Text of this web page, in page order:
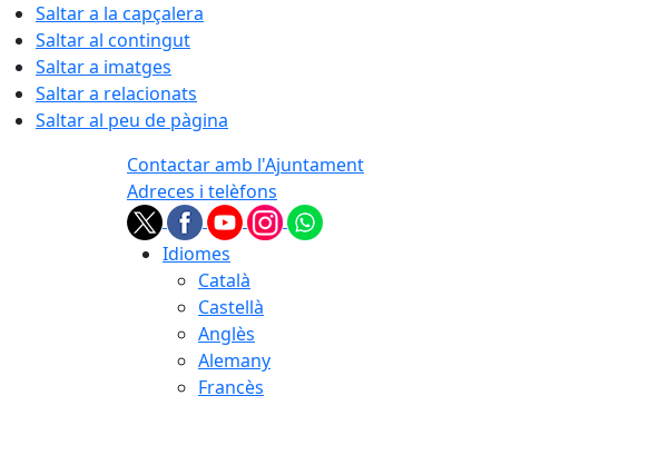
Saltar a la capçalera
Saltar al contingut
Saltar a imatges
Saltar a relacionats
Saltar al peu de pàgina
Contactar amb l'Ajuntament
Adreces i telèfons
Idiomes
Català
Castellà
Anglès
Alemany
Francès